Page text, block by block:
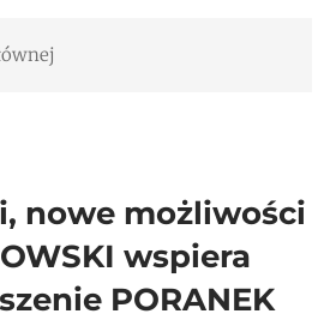
nowe możliwości
wspiera
PORANEK